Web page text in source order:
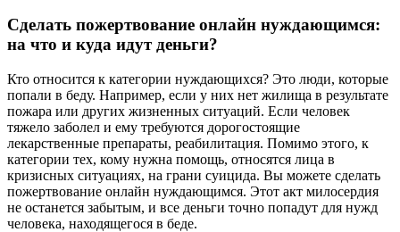
Сделать пожертвование онлайн нуждающимся:
на что и куда идут деньги?
Кто относится к категории нуждающихся? Это люди, которые
попали в беду. Например, если у них нет жилища в результате
пожара или других жизненных ситуаций. Если человек
тяжело заболел и ему требуются дорогостоящие
лекарственные препараты, реабилитация. Помимо этого, к
категории тех, кому нужна помощь, относятся лица в
кризисных ситуациях, на грани суицида. Вы можете сделать
пожертвование онлайн нуждающимся. Этот акт милосердия
не останется забытым, и все деньги точно попадут для нужд
человека, находящегося в беде.